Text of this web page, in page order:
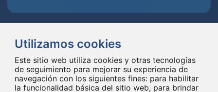
Utilizamos cookies
Este sitio web utiliza cookies y otras tecnologías
de seguimiento para mejorar su experiencia de
navegación con los siguientes fines: para habilitar
la funcionalidad básica del sitio web, para brindar
Spineway diseña y suministra innovadores implantes e instrumentales